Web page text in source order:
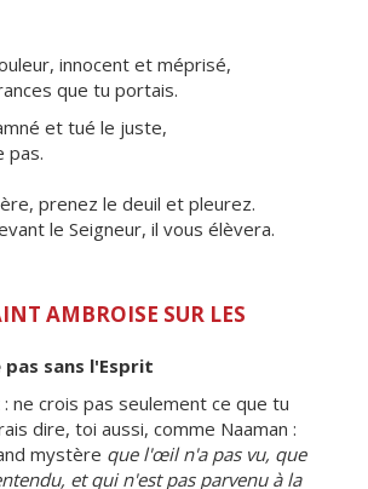
innocent et méprisé,
que tu portais.
et tué le juste,
pas.
prenez le deuil et pleurez.
le Seigneur, il vous élèvera.
AMBROISE SUR LES
sans l'Esprit
ne crois pas seulement ce que tu
dire, toi aussi, comme Naaman :
mystère que l'œil n'a pas vu, que
et qui n'est pas parvenu à la